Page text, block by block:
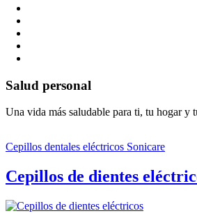
Salud personal
Una vida más saludable para ti, tu hogar y
Cepillos dentales eléctricos Sonicare
Cepillos de dientes